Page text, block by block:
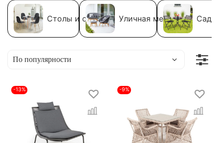
Столы и стулья Уличная мебель
-13% -9%